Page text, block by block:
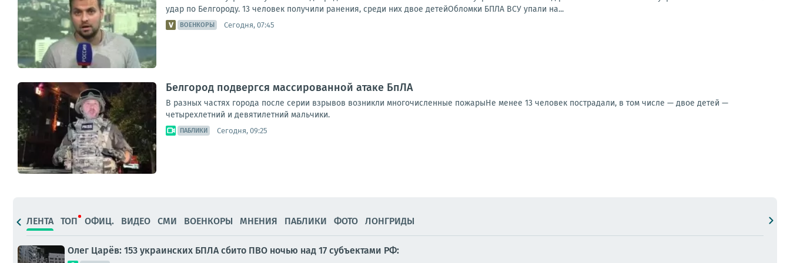
удар по Белгороду. 13 человек получили ранения, среди них двое детейОбломки БПЛА ВСУ упали на...
ВОЕНКОРЫ Сегодня, 07:45
Белгород подвергся массированной атаке БпЛА
В разных частях города после серии взрывов возникли многочисленные пожарыНе менее 13 человек пострадали, в том числе — двое детей —
четырехлетний и девятилетний мальчики.
ПАБЛИКИ Сегодня, 09:25
ЛЕНТА ТОП ОФИЦ. ВИДЕО СМИ ВОЕНКОРЫ МНЕНИЯ ПАБЛИКИ ФОТО ЛОНГРИДЫ
Олег Царёв: 153 украинских БПЛА сбито ПВО ночью над 17 субъектами РФ: